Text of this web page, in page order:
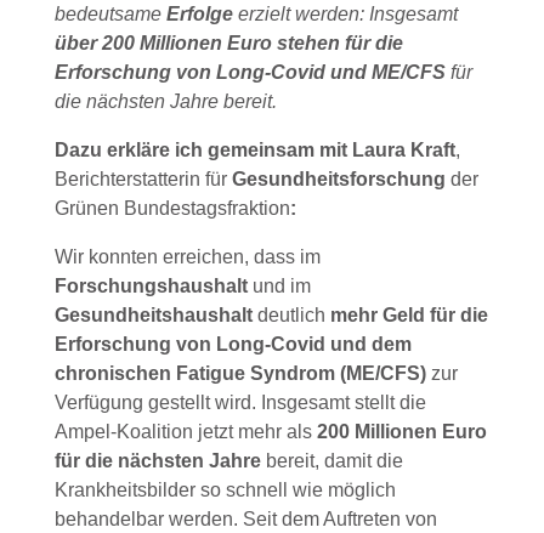
bedeutsame Erfolgeerzielt werden: Insgesamt
über 200 Millionen Euro stehen für die
Erforschung von Long-Covid und ME/CFSfür
die nächsten Jahre bereit.
Dazu erkläre ich gemeinsam mit Laura Kraft,
Berichterstatterin für Gesundheitsforschung der
Grünen Bundestagsfraktion:
‌Wir konnten erreichen, dass im
Forschungshaushalt und im
Gesundheitshaushalt deutlich mehr Geld für die
Erforschung von Long-Covid und dem
chronischen Fatigue Syndrom (ME/CFS)zur
Verfügung gestellt wird. Insgesamt stellt die
Ampel-Koalition jetzt mehr als 200 Millionen Euro
für die nächsten Jahre bereit, damit die
Krankheitsbilder so schnell wie möglich
behandelbar werden. Seit dem Auftreten von